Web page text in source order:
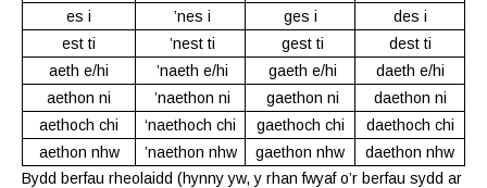
es i ’nes i ges i
des i
est ti
’nest ti gest ti
dest ti
aeth e/hi
’naeth e/hi gaeth e/hi
daeth e/hi
aethon ni
’naethon ni gaethon ni
daethon ni
aethoch chi
‘naethoch chi gaethoch chi
daethoch chi
aethon nhw
’naethon nhw gaethon nhw
daethon nhw
Bydd berfau rheolaidd (hynny yw, y rhan fwyaf o’r berfau sydd ar